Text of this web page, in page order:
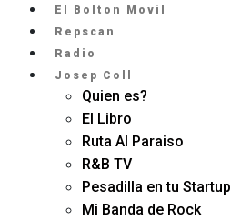
El Bolton Movil
Repscan
Radio
Josep Coll
Quien es?
El Libro
Ruta Al Paraiso
R&B TV
Pesadilla en tu Startup
Mi Banda de Rock